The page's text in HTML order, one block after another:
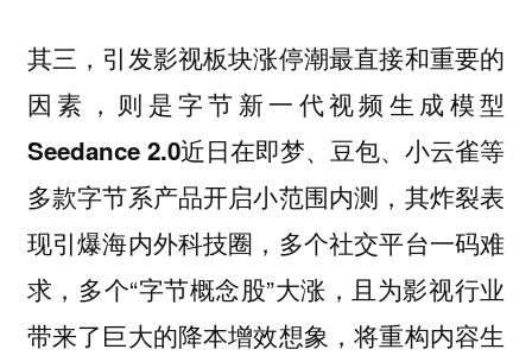
其三，引发影视板块涨停潮最直接和重要的
因素，则是字节新一代视频生成模型
Seedance 2.0近日在即梦、豆包、小云雀等
多款字节系产品开启小范围内测 ，其炸裂表
现引爆海内外科技圈，多个社交平台一码难
求，多个“字节概念股”大涨，且为影视行业
带来了巨大的降本增效想象，将重构内容生